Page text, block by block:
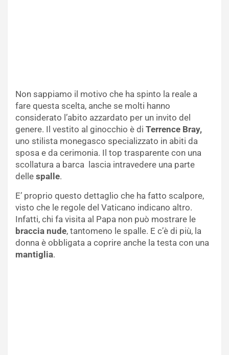
Non sappiamo il motivo che ha spinto la reale a
fare questa scelta, anche se molti hanno
considerato l’abito azzardato per un invito del
genere. Il vestito al ginocchio è di Terrence Bray,
uno stilista monegasco specializzato in abiti da
sposa e da cerimonia. Il top trasparente con una
scollatura a barca lascia intravedere una parte
delle spalle.
E’ proprio questo dettaglio che ha fatto scalpore,
visto che le regole del Vaticano indicano altro.
Infatti, chi fa visita al Papa non può mostrare le
braccia nude, tantomeno le spalle. E c’è di più, la
donna è obbligata a coprire anche la testa con una
mantiglia.